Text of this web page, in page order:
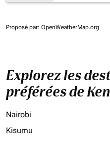
Proposé par: OpenWeatherMap.org
Explorez les
préférées de
Nairobi
Kisumu